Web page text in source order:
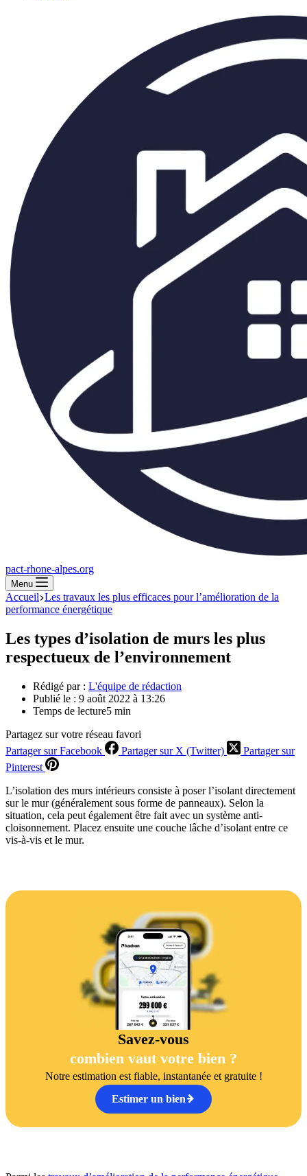
pact-rhone-alpes.org
Menu
Accueil Les travaux les plus efficaces pour l’amélioration de la
performance énergétique
Les types d’isolation de murs les plus
respectueux de l’environnement
Rédigé par : L'équipe de rédaction
Publié le : 9 août 2022 à 13:26
Temps de lecture5 min
Partagez sur votre réseau favori
Partager sur Facebook
Partager sur X (Twitter)
Partager sur
Pinterest
L’isolation des murs intérieurs consiste à poser l’isolant directement
sur le mur (généralement sous forme de panneaux). Selon la
situation, cela peut également être fait avec un système anti-
cloisonnement. Placez ensuite une couche lâche d’isolant entre ce
vis-à-vis et le mur.
Savez-vous
combien vaut votre bien ?
Notre estimation est fiable, instantanée et gratuite !
Estimer un bien